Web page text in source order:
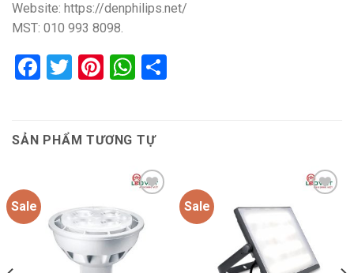
Website: https://denphilips.net/
MST: 010 993 8098.
Facebook
Twitter
Pinterest
WhatsApp
SẢN PHẨM TƯƠNG TỰ
Sale
Add to
wishlist
Sale
Add to
wishlist